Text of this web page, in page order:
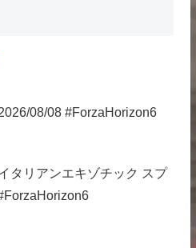
08/08 #ForzaHorizon6
タリアンエキゾチック スプ